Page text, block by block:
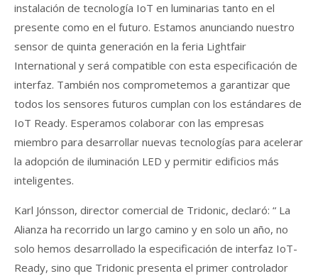
instalación de tecnología IoT en luminarias tanto en el
presente como en el futuro. Estamos anunciando nuestro
sensor de quinta generación en la feria Lightfair
International y será compatible con esta especificación de
interfaz. También nos comprometemos a garantizar que
todos los sensores futuros cumplan con los estándares de
IoT Ready. Esperamos colaborar con las empresas
miembro para desarrollar nuevas tecnologías para acelerar
la adopción de iluminación LED y permitir edificios más
inteligentes.
Karl Jónsson, director comercial de Tridonic, declaró: “ La
Alianza ha recorrido un largo camino y en solo un año, no
solo hemos desarrollado la especificación de interfaz IoT-
Ready, sino que Tridonic presenta el primer controlador